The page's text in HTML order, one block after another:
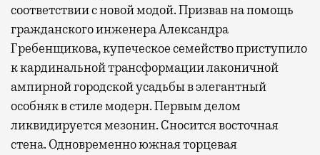
соответствии с новой модой. Призвав на помощь
гражданского инженера Александра
Гребенщикова, купеческое семейство приступило
к кардинальной трансформации лаконичной
ампирной городской усадьбы в элегантный
особняк в стиле модерн. Первым делом
ликвидируется мезонин. Сносится восточная
стена. Одновременно южная торцевая